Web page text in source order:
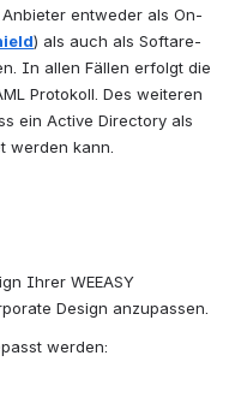
entweder als On-
) als auch als Softare-
In allen Fällen erfolgt die
Protokoll. Des weiteren
ein Active Directory als
werden kann.
Ihrer WEEASY
Design anzupassen.
werden: